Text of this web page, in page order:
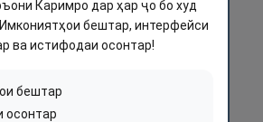
Каримро дар ҳар ҷо бо худ
бештар, интерфейси
ва истифодаи осонтар!
бештар
осонтар